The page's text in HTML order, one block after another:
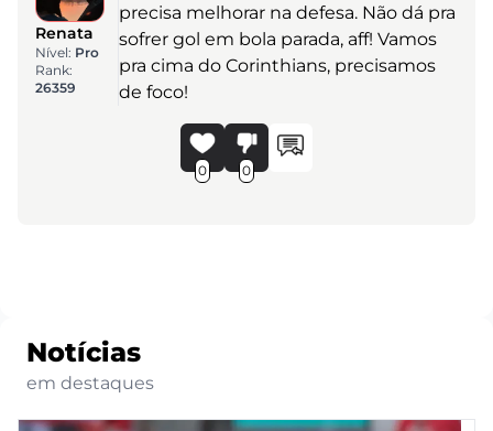
Renata
Nível: Pro
Rank:
26359
precisa melhorar na defesa. Não dá pra
sofrer gol em bola parada, aff! Vamos
pra cima do Corinthians, precisamos
de foco!
0 0
Notícias
em destaques